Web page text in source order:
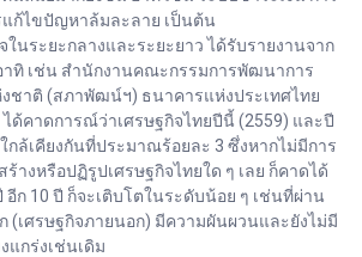
แก้ไขปัญหาล้มละลาย เป็นต้น
นระยะกลางและระยะยาว ได้รับรายงานจาก
าทิ เช่น สำนักงานคณะกรรมการพัฒนาการ
ชาติ (สภาพัฒน์ฯ) ธนาคารแห่งประเทศไทย
ด้คาดการณ์ว่าเศรษฐกิจไทยปีนี้ (2559) และปี
กล้เคียงกันที่ประมาณร้อยละ 3 ซึ่งหากไม่มีการ
ร้างหรือปฏิรูปเศรษฐกิจไทยใด ๆ เลย ก็คาดได้
อีก 10 ปี ก็จะเติบโตในระดับน้อย ๆ เช่นที่ผ่าน
(เศรษฐกิจภายนอก) มีความผันผวนและยังไม่มี
กร่งเช่นเดิม